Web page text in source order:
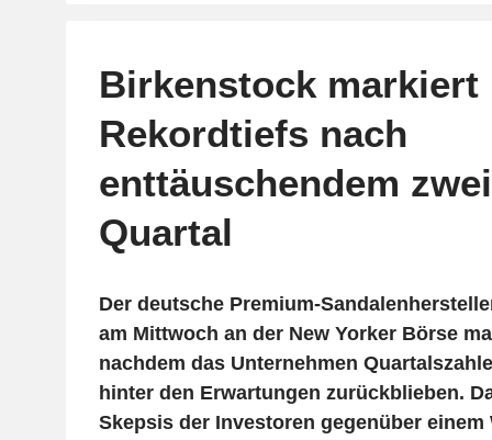
Birkenstock markiert
Rekordtiefs nach
enttäuschendem
Quartal
Der deutsche Premium-
am Mittwoch an der New Yorker Börse
nachdem das Unternehmen
hinter den Erwartungen zurückblieben.
Skepsis der Investoren gegenüber einem